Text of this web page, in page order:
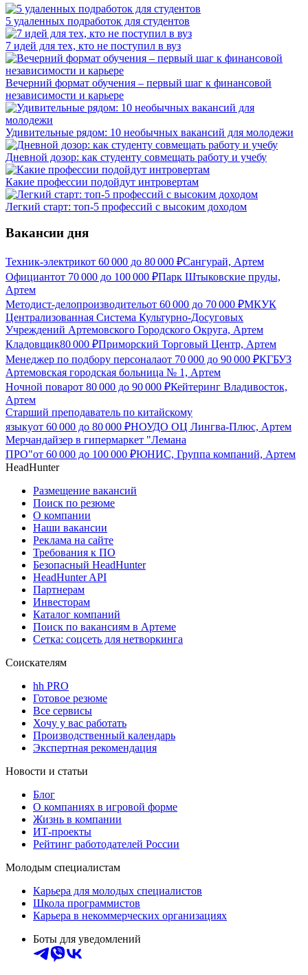
5 удаленных подработок для студентов
7 идей для тех, кто не поступил в вуз
Вечерний формат обучения – первый шаг к финансовой
независимости и карьере
Удивительные рядом: 10 необычных вакансий для молодежи
Дневной дозор: как студенту совмещать работу и учебу
Какие профессии подойдут интровертам
Легкий старт: топ-5 профессий с высоким доходом
Вакансии дня
Техник-электрикот 60 000 до 80 000 ₽Сангурай, Артем
Официантот 70 000 до 100 000 ₽Парк Штыковские пруды,
Артем
Методист-делопроизводительот 60 000 до 70 000 ₽МКУК
Централизованная Система Культурно-Досуговых
Учреждений Артемовского Городского Округа, Артем
Кладовщик80 000 ₽Приморский Торговый Центр, Артем
Менеджер по подбору персоналаот 70 000 до 90 000 ₽КГБУЗ
Артемовская городская больница № 1, Артем
Ночной поварот 80 000 до 90 000 ₽Кейтеринг Владивосток,
Артем
Старший преподаватель по китайскому
языкуот 60 000 до 80 000 ₽НОУДО ОЦ Лингва-Плюс, Артем
Мерчандайзер в гипермаркет "Лемана
ПРО"от 60 000 до 100 000 ₽ЮНИС, Группа компаний, Артем
HeadHunter
Размещение вакансий
Поиск по резюме
О компании
Наши вакансии
Реклама на сайте
Требования к ПО
Безопасный HeadHunter
HeadHunter API
Партнерам
Инвесторам
Каталог компаний
Поиск по вакансиям в Артеме
Сетка: соцсеть для нетворкинга
Соискателям
hh PRO
Готовое резюме
Все сервисы
Хочу у вас работать
Производственный календарь
Экспертная рекомендация
Новости и статьи
Блог
О компаниях в игровой форме
Жизнь в компании
ИТ-проекты
Рейтинг работодателей России
Молодым специалистам
Карьера для молодых специалистов
Школа программистов
Карьера в некоммерческих организациях
Боты для уведомлений